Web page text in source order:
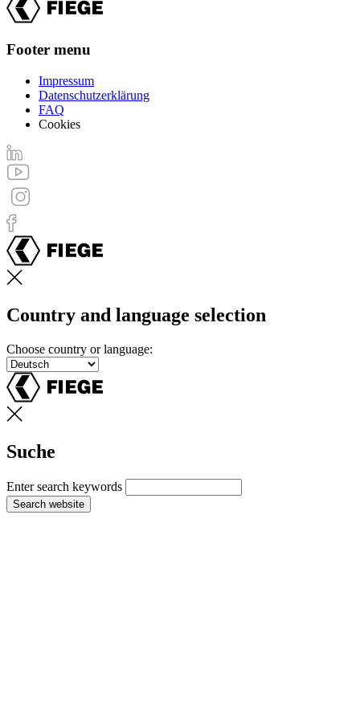
Footer menu
Impressum
Datenschutzerklärung
FAQ
Cookies
Country and language selection
Choose country or language:
Suche
Enter search keywords